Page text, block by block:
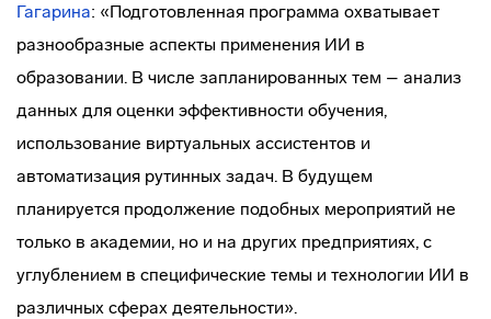
Гагарина: «Подготовленная программа охватывает
разнообразные аспекты применения ИИ в
образовании. В числе запланированных тем – анализ
данных для оценки эффективности обучения,
использование виртуальных ассистентов и
автоматизация рутинных задач. В будущем
планируется продолжение подобных мероприятий не
только в академии, но и на других предприятиях, с
углублением в специфические темы и технологии ИИ в
различных сферах деятельности».